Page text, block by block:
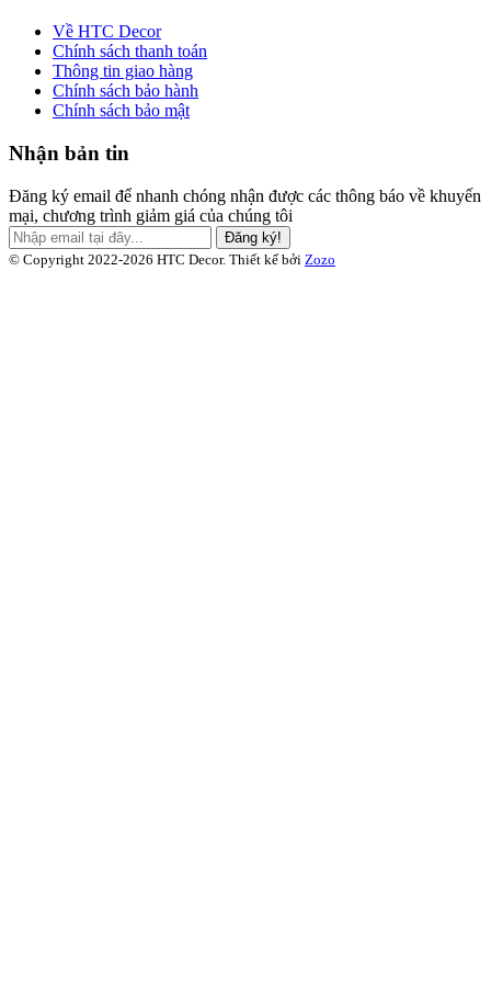
Về HTC Decor
Chính sách thanh toán
Thông tin giao hàng
Chính sách bảo hành
Chính sách bảo mật
Nhận bản tin
Đăng ký email để nhanh chóng nhận được các thông báo về khuyến
mại, chương trình giảm giá của chúng tôi
Đăng ký!
© Copyright 2022-2026 HTC Decor. Thiết kế bởi Zozo